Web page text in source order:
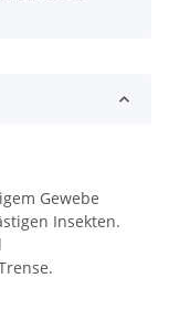
Gewebe
Insekten.